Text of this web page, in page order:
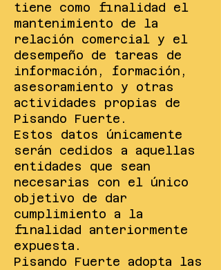
tiene como finalidad el
mantenimiento de la
relación comercial y el
desempeño de tareas de
información, formación,
asesoramiento y otras
actividades propias de
Pisando Fuerte.
Estos datos únicamente
serán cedidos a aquellas
entidades que sean
necesarias con el único
objetivo de dar
cumplimiento a la
finalidad anteriormente
expuesta.
Pisando Fuerte adopta las